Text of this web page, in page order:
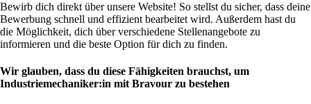
Bewirb dich direkt über unsere Website! So stellst du sicher, dass deine
Bewerbung schnell und effizient bearbeitet wird. Außerdem hast du
die Möglichkeit, dich über verschiedene Stellenangebote zu
informieren und die beste Option für dich zu finden.
Wir glauben, dass du diese Fähigkeiten brauchst, um
Industriemechaniker:in mit Bravour zu bestehen